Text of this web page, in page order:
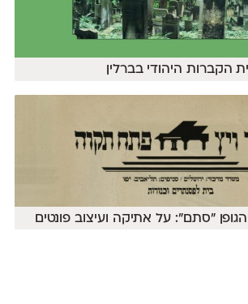
הקברות היהודי בברלין
״סתם״: על אתיקה ועיצוב פונטים